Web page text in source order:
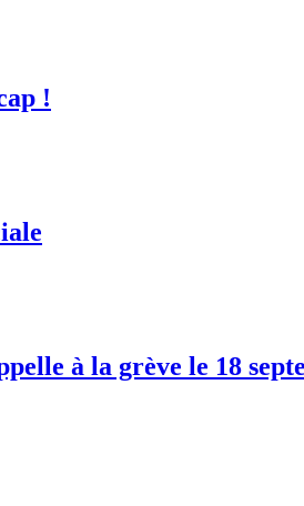
!
à la grève le 18